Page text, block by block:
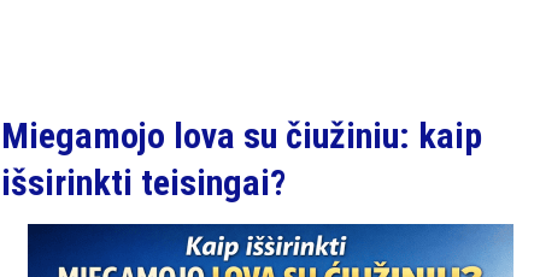
Miegamojo lova su čiužiniu: kaip
išsirinkti teisingai?